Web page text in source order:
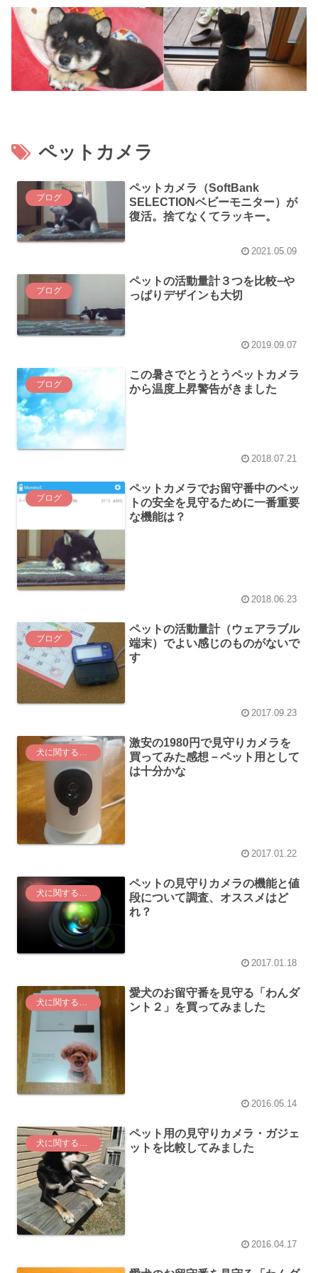
ペットカメラ
ブログ
ペットカメラ（SoftBank
SELECTIONベビーモニター）が
復活。捨てなくてラッキー。
2021.05.09
ブログ
ペットの活動量計３つを比較−や
っぱりデザインも大切
2019.09.07
ブログ
この暑さでとうとうペットカメラ
から温度上昇警告がきました
2018.07.21
ブログ
ペットカメラでお留守番中のペッ
トの安全を見守るために一番重要
な機能は？
2018.06.23
ブログ
ペットの活動量計（ウェアラブル
端末）でよい感じのものがないで
す
2017.09.23
犬に関する情報
激安の1980円で見守りカメラを
買ってみた感想－ペット用として
は十分かな
2017.01.22
犬に関する情報
ペットの見守りカメラの機能と値
段について調査、オススメはど
れ？
2017.01.18
犬に関する情報
愛犬のお留守番を見守る「わんダ
ント２」を買ってみました
2016.05.14
犬に関する情報
ペット用の見守りカメラ・ガジェ
ットを比較してみました
2016.04.17